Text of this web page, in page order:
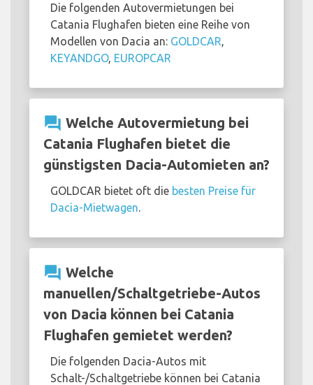
Die folgenden Autovermietungen bei
Catania Flughafen bieten eine Reihe von
Modellen von Dacia an: GOLDCAR
KEYANDGO, EUROPCAR
question_answer Welche Autovermietung bei
Catania Flughafen bietet die
günstigsten Dacia-Automieten an?
GOLDCAR bietet oft die besten Preise für
Dacia-Mietwagen
question_answer Welche
manuellen/Schaltgetriebe-Autos
von Dacia können bei Catania
Flughafen gemietet werden?
Die folgenden Dacia-Autos mit
Schalt-/Schaltgetriebe können bei Catania